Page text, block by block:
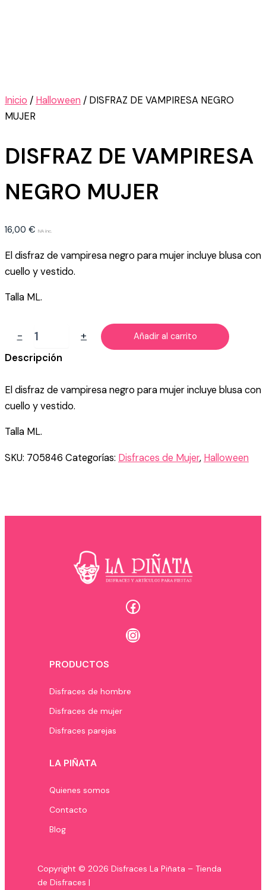
Inicio / Halloween / DISFRAZ DE VAMPIRESA NEGRO
MUJER
DISFRAZ DE VAMPIRESA
NEGRO MUJER
16,00 € IVA inc.
El disfraz de vampiresa negro para mujer incluye blusa con
cuello y vestido.
Talla ML.
-
DISFRAZ
VAMPIRESA
cantidad
+ Añadir al carrito
Descripción
El disfraz de vampiresa negro para mujer incluye blusa con
cuello y vestido.
Talla ML.
SKU: 705846 Categorías: Disfraces de Mujer, Halloween
Facebook
Instagram
PRODUCTOS
Disfraces de hombre
Disfraces de mujer
Disfraces parejas
LA PIÑATA
Quienes somos
Contacto
Blog
Copyright © 2026 Disfraces La Piñata – Tienda
de Disfraces |